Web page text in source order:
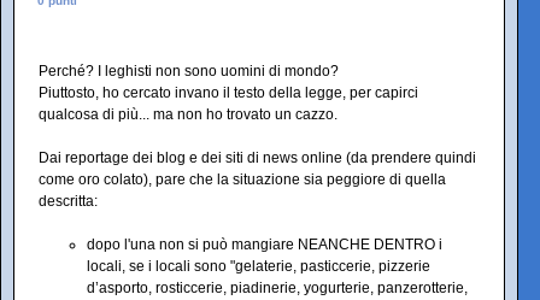
Perché? I leghisti non sono uomini di mondo?
Piuttosto, ho cercato invano il testo della legge, per capirci
qualcosa di più... ma non ho trovato un cazzo.
Dai reportage dei blog e dei siti di news online (da prendere quindi
come oro colato), pare che la situazione sia peggiore di quella
descritta:
dopo l'una non si può mangiare NEANCHE DENTRO i
locali, se i locali sono "gelaterie, pasticcerie, pizzerie
d’asporto, rosticcerie, piadinerie, yogurterie, panzerotterie,